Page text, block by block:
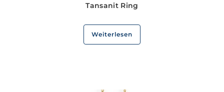
Tansanit Ring
Weiterlesen